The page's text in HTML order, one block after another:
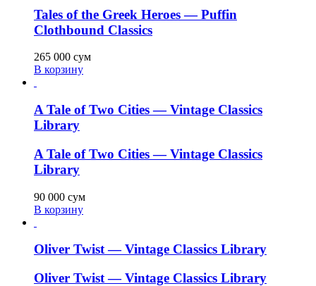
Tales of the Greek Heroes — Puffin
Clothbound Classics
265 000 сум
В корзину
A Tale of Two Cities — Vintage Classics
Library
A Tale of Two Cities — Vintage Classics
Library
90 000 сум
В корзину
Oliver Twist — Vintage Classics Library
Oliver Twist — Vintage Classics Library